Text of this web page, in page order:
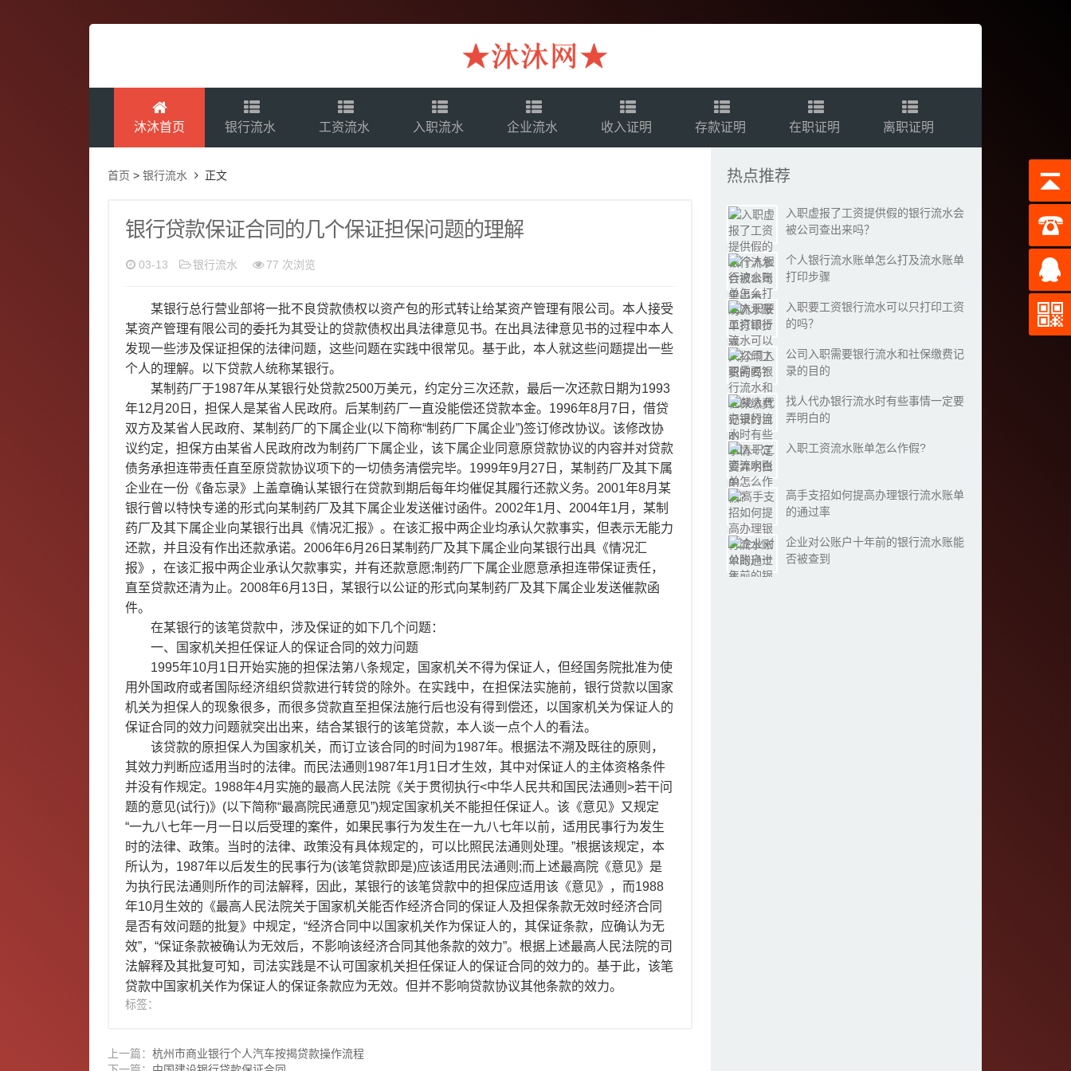
沐沐首页 银行流水 工资流水 入职流水 企业流水 收入证明 存款证明 在职证明 离职证明
首页 >银行流水 正文
银行贷款保证合同的几个保证担保问题的理解
03-13 银行流水 77 次浏览
某银行总行营业部将一批不良贷款债权以资产包的形式转让给某资产管理有限公司。本人接受
某资产管理有限公司的委托为其受让的贷款债权出具法律意见书。在出具法律意见书的过程中本人
发现一些涉及保证担保的法律问题，这些问题在实践中很常见。基于此，本人就这些问题提出一些
个人的理解。以下贷款人统称某银行。
某制药厂于1987年从某银行处贷款2500万美元，约定分三次还款，最后一次还款日期为1993
年12月20日，担保人是某省人民政府。后某制药厂一直没能偿还贷款本金。1996年8月7日，借贷
双方及某省人民政府、某制药厂的下属企业(以下简称“制药厂下属企业”)签订修改协议。该修改协
议约定，担保方由某省人民政府改为制药厂下属企业，该下属企业同意原贷款协议的内容并对贷款
债务承担连带责任直至原贷款协议项下的一切债务清偿完毕。1999年9月27日，某制药厂及其下属
企业在一份《备忘录》上盖章确认某银行在贷款到期后每年均催促其履行还款义务。2001年8月某
银行曾以特快专递的形式向某制药厂及其下属企业发送催讨函件。2002年1月、2004年1月，某制
药厂及其下属企业向某银行出具《情况汇报》。在该汇报中两企业均承认欠款事实，但表示无能力
还款，并且没有作出还款承诺。2006年6月26日某制药厂及其下属企业向某银行出具《情况汇
报》，在该汇报中两企业承认欠款事实，并有还款意愿;制药厂下属企业愿意承担连带保证责任，
直至贷款还清为止。2008年6月13日，某银行以公证的形式向某制药厂及其下属企业发送催款函
件。
在某银行的该笔贷款中，涉及保证的如下几个问题：
一、国家机关担任保证人的保证合同的效力问题
1995年10月1日开始实施的担保法第八条规定，国家机关不得为保证人，但经国务院批准为使
用外国政府或者国际经济组织贷款进行转贷的除外。在实践中，在担保法实施前，银行贷款以国家
机关为担保人的现象很多，而很多贷款直至担保法施行后也没有得到偿还，以国家机关为保证人的
保证合同的效力问题就突出出来，结合某银行的该笔贷款，本人谈一点个人的看法。
该贷款的原担保人为国家机关，而订立该合同的时间为1987年。根据法不溯及既往的原则，
其效力判断应适用当时的法律。而民法通则1987年1月1日才生效，其中对保证人的主体资格条件
并没有作规定。1988年4月实施的最高人民法院《关于贯彻执行<中华人民共和国民法通则>若干问
题的意见(试行)》(以下简称“最高院民通意见”)规定国家机关不能担任保证人。该《意见》又规定
“一九八七年一月一日以后受理的案件，如果民事行为发生在一九八七年以前，适用民事行为发生
时的法律、政策。当时的法律、政策没有具体规定的，可以比照民法通则处理。”根据该规定，本
所认为，1987年以后发生的民事行为(该笔贷款即是)应该适用民法通则;而上述最高院《意见》是
为执行民法通则所作的司法解释，因此，某银行的该笔贷款中的担保应适用该《意见》，而1988
年10月生效的《最高人民法院关于国家机关能否作经济合同的保证人及担保条款无效时经济合同
是否有效问题的批复》中规定，“经济合同中以国家机关作为保证人的，其保证条款，应确认为无
效”，“保证条款被确认为无效后，不影响该经济合同其他条款的效力”。根据上述最高人民法院的司
法解释及其批复可知，司法实践是不认可国家机关担任保证人的保证合同的效力的。基于此，该笔
贷款中国家机关作为保证人的保证条款应为无效。但并不影响贷款协议其他条款的效力。
标签：
上一篇：杭州市商业银行个人汽车按揭贷款操作流程
热点推荐
入职虚报了工资提供假的银行流水会
被公司查出来吗？
个人银行流水账单怎么打及流水账单
打印步骤
入职要工资银行流水可以只打印工资
的吗？
公司入职需要银行流水和社保缴费记
录的目的
找人代办银行流水时有些事情一定要
弄明白的
入职工资流水账单怎么作假?
高手支招如何提高办理银行流水账单
的通过率
企业对公账户十年前的银行流水账能
否被查到